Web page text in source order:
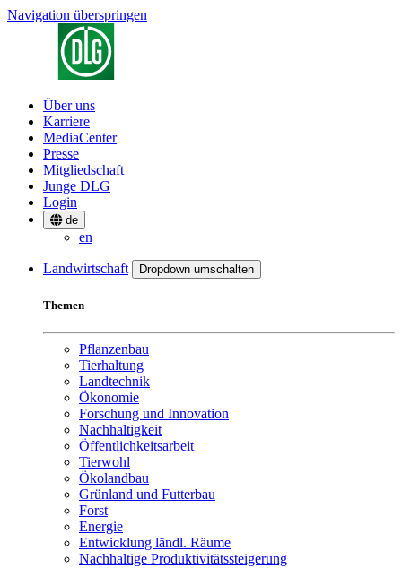
Navigation überspringen
Über uns
Karriere
MediaCenter
Presse
Mitgliedschaft
Junge DLG
Login
de
en
Landwirtschaft Dropdown umschalten
Themen
Pflanzenbau
Tierhaltung
Landtechnik
Ökonomie
Forschung und Innovation
Nachhaltigkeit
Öffentlichkeitsarbeit
Tierwohl
Ökolandbau
Grünland und Futterbau
Forst
Energie
Entwicklung ländl. Räume
Nachhaltige Produktivitätssteigerung